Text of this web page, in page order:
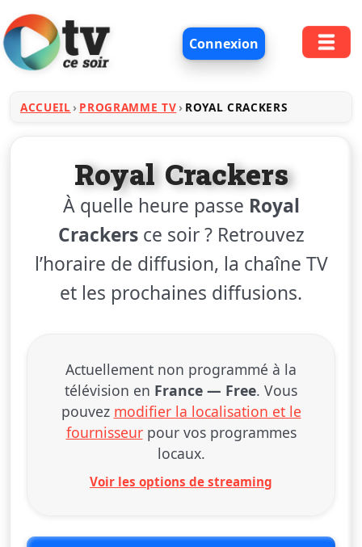
Connexion
ACCUEIL PROGRAMME TV ROYAL CRACKERS
Royal Crackers
À quelle heure passe Royal
Crackersce soir ? Retrouvez
l’horaire de diffusion, la chaîne TV
et les prochaines diffusions.
Actuellement non programmé à la
télévision en France — Free. Vous
pouvez modifier la localisation et le
fournisseurpour vos programmes
locaux.
Voir les options de streaming